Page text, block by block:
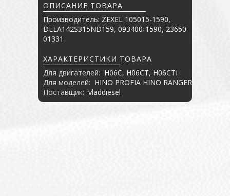
ОПИСАНИЕ ТОВАРА
Производитель: ZEXEL 105015-1590,
DLLA142S315ND159, 093400-1590, 23650-
01331
ХАРАКТЕРИСТИКИ ТОВАРА
Для двигателей: H06C, H06CT, H06CTI
Для моделей: HINO PROFIA HINO RANGER
Поставщик: vladdiesel